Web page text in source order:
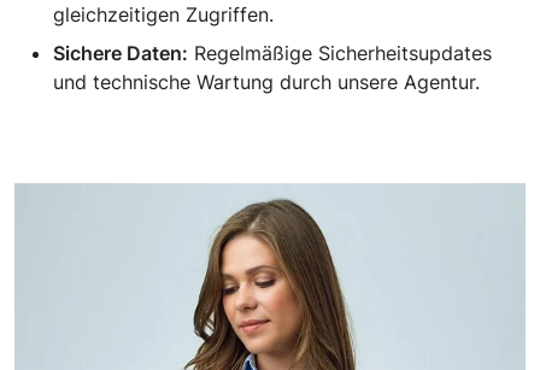
gleichzeitigen Zugriffen.
Sichere Daten: Regelmäßige Sicherheitsupdates
und technische Wartung durch unsere Agentur.